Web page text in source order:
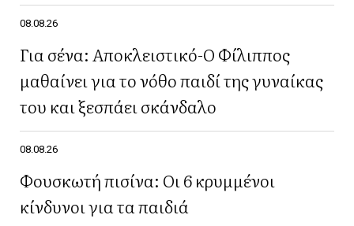
08.08.26
Για σένα: Αποκλειστικό-Ο Φίλιππος
μαθαίνει για το νόθο παιδί της γυναίκας
του και ξεσπάει σκάνδαλο
08.08.26
Φουσκωτή πισίνα: Οι 6 κρυμμένοι
κίνδυνοι για τα παιδιά